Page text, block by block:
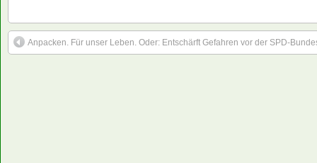
Anpacken. Für unser Leben. Oder: Entschärft Gefahren vor der SPD-